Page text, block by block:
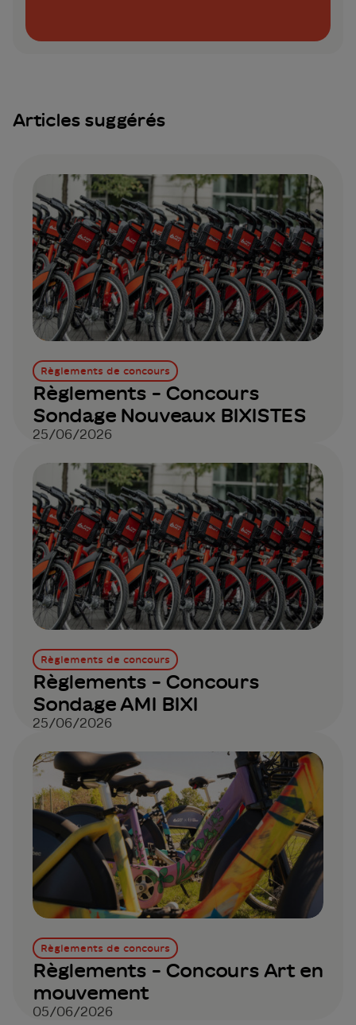
Articles suggérés
Règlements de concours
Règlements - Concours
Sondage Nouveaux BIXISTES
25/06/2026
Règlements de concours
Règlements - Concours
Sondage AMI BIXI
25/06/2026
Règlements de concours
Règlements - Concours Art en
mouvement
05/06/2026